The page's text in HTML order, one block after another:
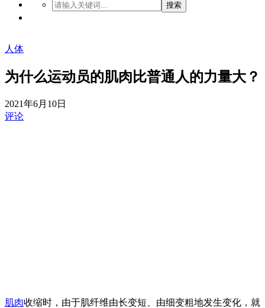
搜索
人体
为什么运动员的肌肉比普通人的力量大？
2021年6月10日
评论
肌肉收缩时，由于肌纤维由长变短、由细变粗地发生变化，就